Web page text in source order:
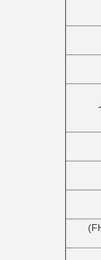
فجيه XK05052 كونترو بي سي بي ((FH1363B1F)